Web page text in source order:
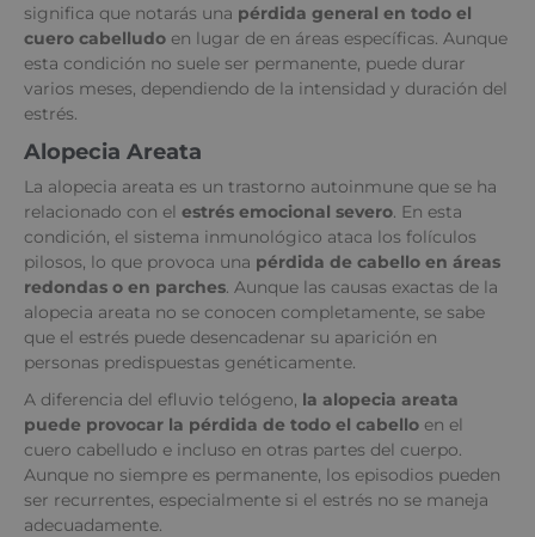
significa que notarás una pérdida general en todo el
cuero cabelludo en lugar de en áreas específicas. Aunque
esta condición no suele ser permanente, puede durar
varios meses, dependiendo de la intensidad y duración del
estrés.
Alopecia Areata
La alopecia areata es un trastorno autoinmune que se ha
relacionado con el estrés emocional severo. En esta
condición, el sistema inmunológico ataca los folículos
pilosos, lo que provoca una pérdida de cabello en áreas
redondas o en parches. Aunque las causas exactas de la
alopecia areata no se conocen completamente, se sabe
que el estrés puede desencadenar su aparición en
personas predispuestas genéticamente.
A diferencia del efluvio telógeno, la alopecia areata
puede provocar la pérdida de todo el cabello en el
cuero cabelludo e incluso en otras partes del cuerpo.
Aunque no siempre es permanente, los episodios pueden
ser recurrentes, especialmente si el estrés no se maneja
adecuadamente.